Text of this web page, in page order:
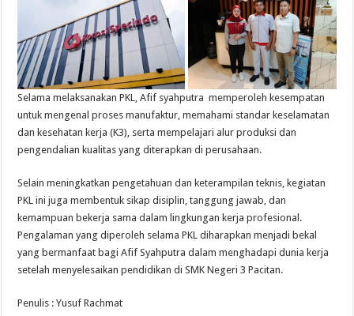
Selama melaksanakan PKL, Afif syahputra memperoleh kesempatan
untuk mengenal proses manufaktur, memahami standar keselamatan
dan kesehatan kerja (K3), serta mempelajari alur produksi dan
pengendalian kualitas yang diterapkan di perusahaan.
Selain meningkatkan pengetahuan dan keterampilan teknis, kegiatan
PKL ini juga membentuk sikap disiplin, tanggung jawab, dan
kemampuan bekerja sama dalam lingkungan kerja profesional.
Pengalaman yang diperoleh selama PKL diharapkan menjadi bekal
yang bermanfaat bagi Afif Syahputra dalam menghadapi dunia kerja
setelah menyelesaikan pendidikan di SMK Negeri 3 Pacitan.
Penulis : Yusuf Rachmat